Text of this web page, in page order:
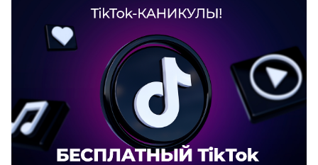
M2M
Услуги
Компания